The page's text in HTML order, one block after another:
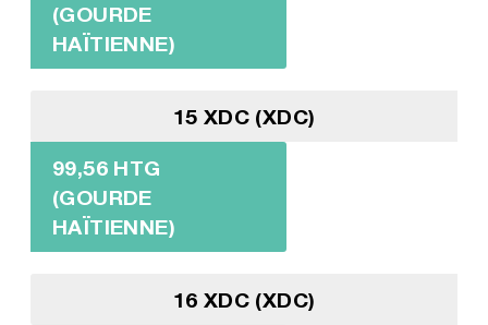
(GOURDE
HAÏTIENNE)
15 XDC (XDC)
99,56 HTG
(GOURDE
HAÏTIENNE)
16 XDC (XDC)